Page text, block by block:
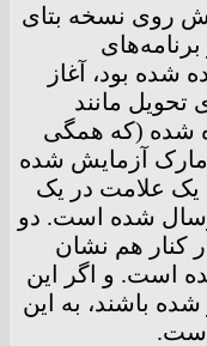
گوگل آزمایش روی نسخه بتای
شده بود، آغاز
تحویل مانند
شده (که همگی
آزمایش شده
یک علامت در یک
شده است. دو
کنار هم نشان
است. و اگر این
باشند، به این